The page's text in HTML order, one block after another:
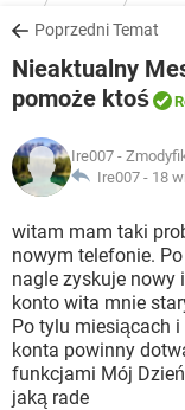
SPOTIFY
INSTAGRAM
WINDOWS 10
PlayStation
SPOTIFY
WINDOWS 10
DO POBRANIA
ANDROID
GRY
IOS
INSTAGRAM
WINDOWS 10
GRY
INSTAGRAM
WINDOWS 10
ARTYKUŁY
COVID-19
GRY
SPOTIFY
INSTAGRAM
WINDOWS 10
Poprzedni Temat
Nieaktualny
pomoże ktoś
Ire007 -
Ire007 - 18
witam mam taki
nowym telefonie.
nagle zyskuje nowy
konto wita mnie
Po tylu miesiącach
konta powinny
funkcjami Mój
jaką rade